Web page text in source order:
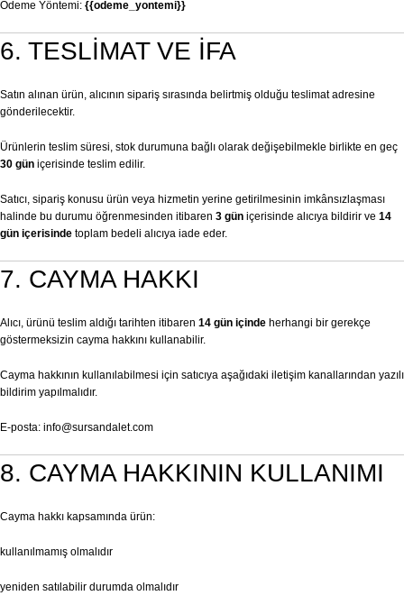
Ödeme Yöntemi: {{odeme_yontemi}}
6. TESLİMAT VE İFA
Satın alınan ürün, alıcının sipariş sırasında belirtmiş olduğu teslimat adresine
gönderilecektir.
Ürünlerin teslim süresi, stok durumuna bağlı olarak değişebilmekle birlikte en geç
30 gün içerisinde teslim edilir.
Satıcı, sipariş konusu ürün veya hizmetin yerine getirilmesinin imkânsızlaşması
halinde bu durumu öğrenmesinden itibaren 3 gün içerisinde alıcıya bildirir ve 14
gün içerisinde toplam bedeli alıcıya iade eder.
7. CAYMA HAKKI
Alıcı, ürünü teslim aldığı tarihten itibaren 14 gün içinde herhangi bir gerekçe
göstermeksizin cayma hakkını kullanabilir.
Cayma hakkının kullanılabilmesi için satıcıya aşağıdaki iletişim kanallarından yazılı
bildirim yapılmalıdır.
E-posta: info@sursandalet.com
8. CAYMA HAKKININ KULLANIMI
Cayma hakkı kapsamında ürün:
kullanılmamış olmalıdır
yeniden satılabilir durumda olmalıdır